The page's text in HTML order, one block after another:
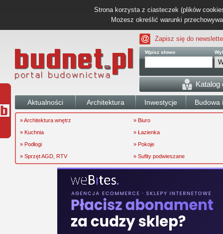
Strona korzysta z ciasteczek (plików
Możesz określić warunki
Zapisz się do
Wpisz słowo
Katalog
Aktualności Architektura Inwestycje Budowa
» Architektura wnętrz
» Biuro
» Kuchnia
» Łazienka
» Podłogi
» Pokoje
» Sprzęt AGD, RTV
» Sufity podwieszane